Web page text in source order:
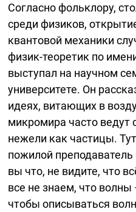
Согласно фольклору,
среди физиков,
квантовой механики
физик-теоретик по
выступал на научном
университете. Он
идеях, витающих в
микромира часто ведут
нежели как частицы.
пожилой
вы что, не видите, что
все не знаем, что
чтобы описываться